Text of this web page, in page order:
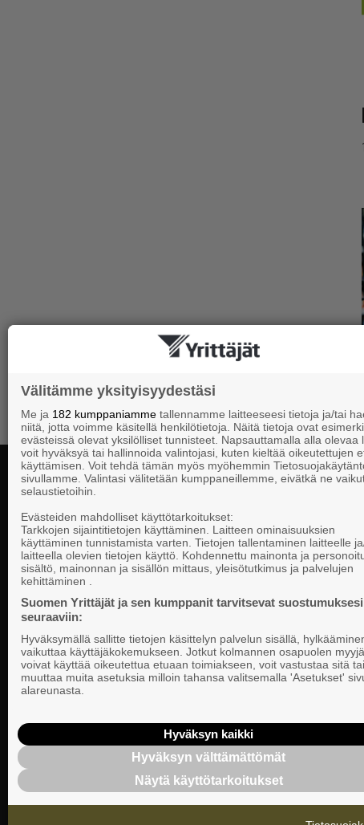
Valtakunnallista, alueellista ja paikallista
vaikuttamista pk-yrittäjien puolesta.
Suomen
PL 999, 00101
Puhelin 09 229
Suomen
Suomen
Välitämme yksityisyydestäsi
Me ja 182 kumppaniamme tallennamme laitteeseesi tietoja ja/tai
niitä, jotta voimme käsitellä henkilötietoja. Näitä tietoja ovat
evästeissä olevat yksilölliset tunnisteet. Napsauttamalla alla olevaa
voit hyväksyä tai hallinnoida valintojasi, kuten kieltää oikeutettujen
käyttämisen. Voit tehdä tämän myös myöhemmin
sivullamme. Valintasi välitetään kumppaneillemme, eivätkä ne
selaustietoihin.
Evästeiden mahdolliset käyttötarkoitukset:
Tarkkojen sijaintitietojen käyttäminen. Laitteen ominaisuuksien
käyttäminen tunnistamista varten. Tietojen tallentaminen laitteelle
laitteella olevien tietojen käyttö. Kohdennettu mainonta ja
sisältö, mainonnan ja sisällön mittaus, yleisötutkimus ja palvelujen
kehittäminen .
Suomen Yrittäjät ja sen kumppanit tarvitsevat suostumuksesi
seuraaviin:
Hyväksymällä sallitte tietojen käsittelyn palvelun sisällä,
vaikuttaa käyttäjäkokemukseen. Jotkut kolmannen osapuolen
voivat käyttää oikeutettua etuaan toimiakseen, voit vastustaa sitä tai
muuttaa muita asetuksia milloin tahansa valitsemalla 'Asetukset'
alareunasta.
Hyväksyn kaikki
Hyväksyn välttämättömät
Näytä käyttötarkoitukset